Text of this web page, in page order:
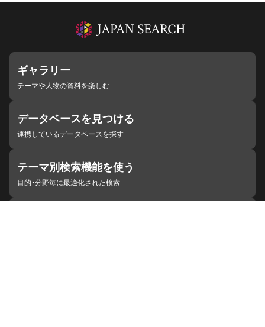
ギャラリー
テーマや人物の資料を楽しむ
データベースを見つける
連携しているデータベースを探す
テーマ別検索機能を使う
目的・分野毎に最適化された検索